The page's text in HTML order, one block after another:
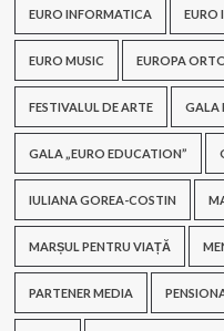
EURO INFORMATICA EURO
EURO MUSIC EUROPA
FESTIVALUL DE ARTE GALA
GALA „EURO EDUCATION”
IULIANA GOREA-COSTIN
MARȘUL PENTRU VIAȚĂ
PARTENER MEDIA